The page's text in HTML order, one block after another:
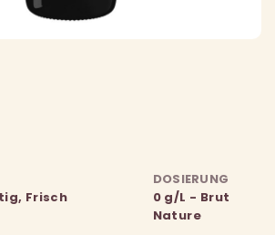
Frisch
DOSIERUNG
0 g/L - Brut
Nature